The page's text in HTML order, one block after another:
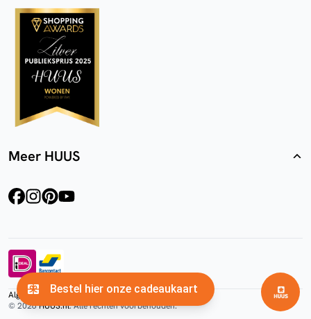
Meer HUUS
facebookinstagram
pinterest
youtube
Algemene voorwaardenPrivacyverklaringCookies
© 2026HUUS.nl. Alle rechten voorbehouden.